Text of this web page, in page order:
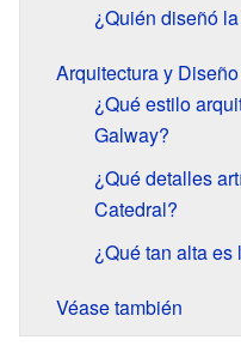
¿Quién diseñó
Arquitectura y
¿Qué estilo
Galway?
¿Qué detalles
Catedral?
¿Qué tan alta
Véase también